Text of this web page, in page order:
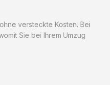
versteckte Kosten. Bei
Sie bei Ihrem Umzug